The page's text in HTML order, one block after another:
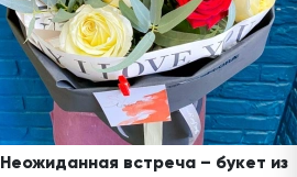
Неожиданная встреча – букет из